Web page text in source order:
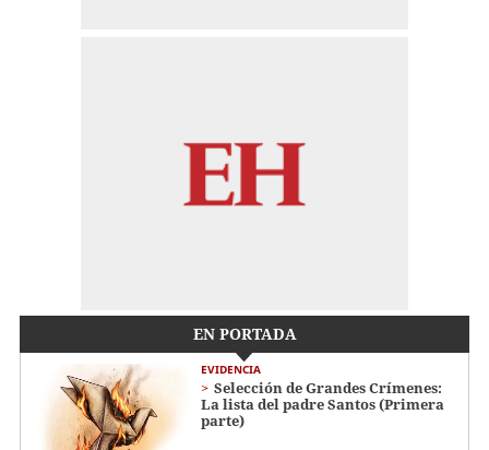
EN PORTADA
EVIDENCIA
Selección de Grandes Crímenes:
La lista del padre Santos (Primera
parte)